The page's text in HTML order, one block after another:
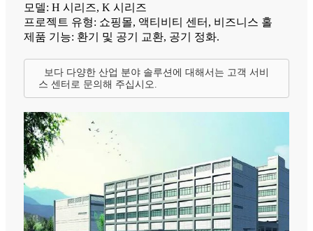
모델: H 시리즈, K 시리즈
프로젝트 유형: 쇼핑몰, 액티비티 센터, 비즈니스 홀
제품 기능: 환기 및 공기 교환, 공기 정화.
보다 다양한 산업 분야 솔루션에 대해서는 고객 서비
스 센터로 문의해 주십시오.